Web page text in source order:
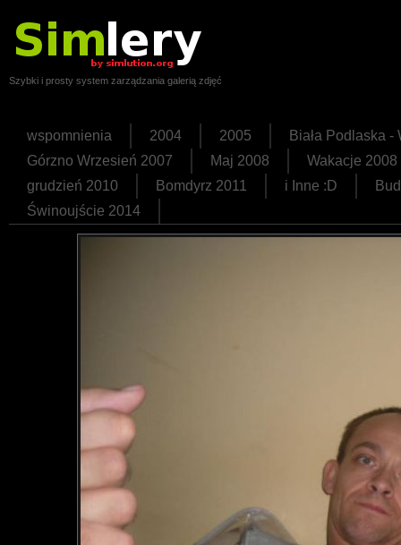
Szybki i prosty system zarządzania galerią zdjęć
wspomnienia 2004 2005
Biała Podlaska
Górzno Wrzesień 2007
Maj 2008
Wakacje 2008
grudzień 2010
Bomdyrz 2011 i Inne :D
Świnoujście 2014